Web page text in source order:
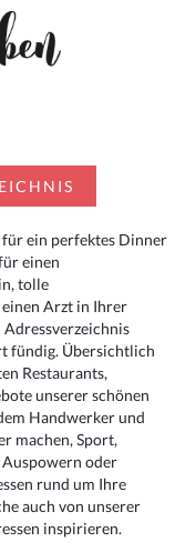
für ein perfektes Dinner
einen
tolle
Arzt in Ihrer
Adressverzeichnis
fündig. Übersichtlich
Restaurants,
unserer schönen
Handwerker und
machen, Sport,
Auspowern oder
rund um Ihre
auch von unserer
inspirieren.